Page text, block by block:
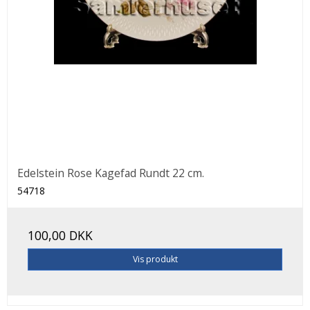
Edelstein Rose Kagefad Rundt 22 cm.
54718
100,00 DKK
Vis produkt